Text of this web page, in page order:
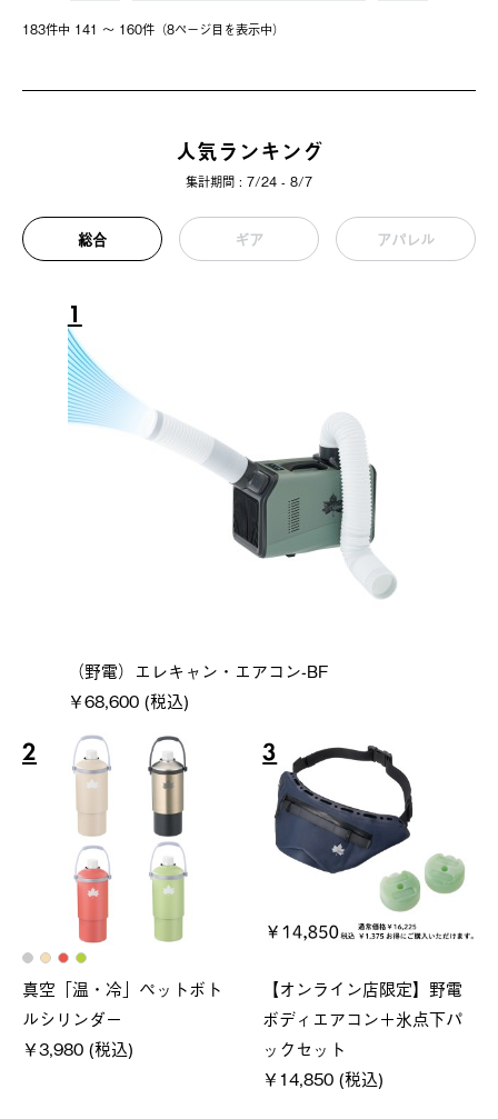
183件中 141 〜 160件（8ページ⽬を表⽰中）
人気ランキング
集計期間 : 7/24 - 8/7
総合 ギア アパレル
1
（野電）エレキャン・エアコン-BF
￥68,600 (税込)
2
真空「温・冷」ペットボト
ルシリンダー
￥3,980 (税込)
3
【オンライン店限定】野電
ボディエアコン＋氷点下パ
ックセット
￥14,850 (税込)